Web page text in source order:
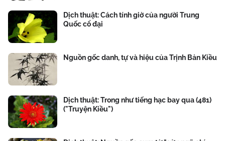
Dịch thuật: Cách tính giờ của người Trung
Quốc cổ đại
Nguồn gốc danh, tự và hiệu của Trịnh Bản Kiều
Dịch thuật: Trong như tiếng hạc bay qua (481)
("Truyện Kiều")